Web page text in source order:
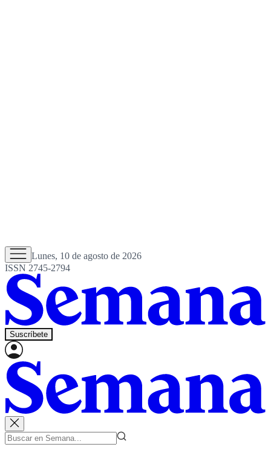
Lunes, 10 de agosto de 2026
ISSN 2745-2794
Suscríbete